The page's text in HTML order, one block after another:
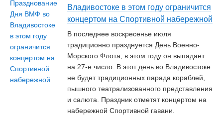
Владивостоке в этом году ограничится
концертом на Спортивной набережной
В последнее воскресенье июля
традиционно празднуется День Военно-
Морского Флота, в этом году он выпадает
на 27-е число. В этот день во Владивостоке
не будет традиционных парада кораблей,
пышного театрализованного представления
и салюта. Праздник отметят концертом на
набережной Спортивной гавани.